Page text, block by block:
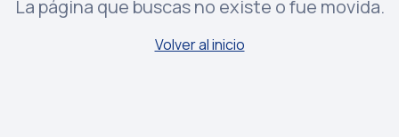
La página que buscas no existe o fue movida.
Volver al inicio